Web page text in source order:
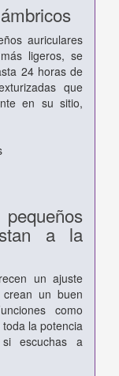
auriculares
ligeros, se
24 horas de
que
en su sitio,
a la
un ajuste
un buen
como
la potencia
escuchas a